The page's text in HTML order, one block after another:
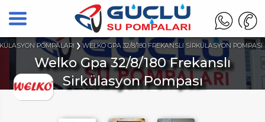
POMPALARI WELKO GPA 32/8/180 FREKANSLI SİRKÜLASYON POMPASI
Welko Gpa 32/8/180 Frekanslı
Sirkülasyon Pompası